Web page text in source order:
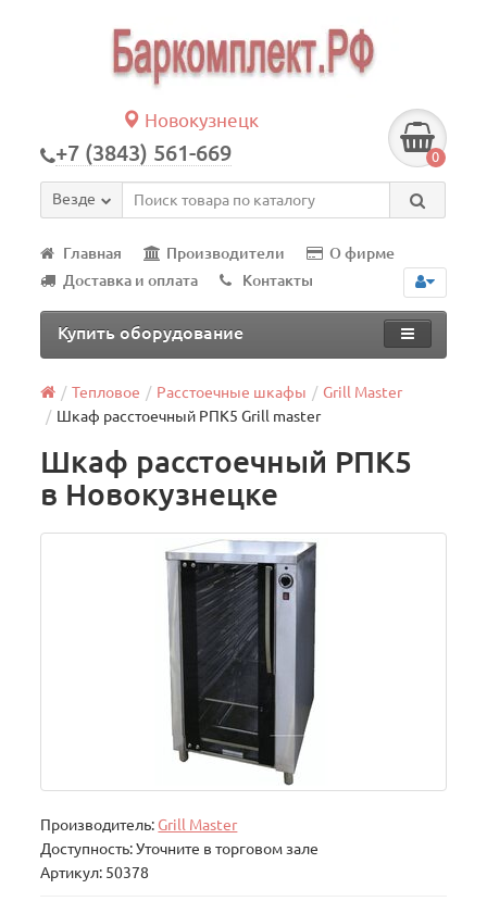
Новокузнецк
+7 (3843) 561-669 0
Везде
Главная Производители
О фирме
Доставка и оплата
Контакты
Купить оборудование
Тепловое Расстоечные шкафы
Grill Master
Шкаф расстоечный РПК5 Grill master
Шкаф расстоечный РПК5
в Новокузнецке
Производитель: Grill Master
Доступность: Уточните в торговом зале
Артикул: 50378